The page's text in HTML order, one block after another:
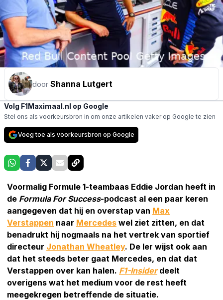
door Shanna Lutgert
Volg F1Maximaal.nl op Google
Stel ons als voorkeursbron in om onze artikelen vaker op Google te zien
Voeg toe als voorkeursbron op Google
Voormalig Formule 1-teambaas Eddie Jordan heeft in
de Formula For Success-podcast al een paar keren
aangegeven dat hij en overstap van Max
Verstappen naar Mercedes wel ziet zitten, en dat
benadrukt hij nogmaals na het vertrek van sportief
directeur Jonathan Wheatley. De Ier wijst ook aan
dat het steeds beter gaat Mercedes, en dat dat
Verstappen over kan halen. F1-Insiderdeelt
overigens wat het medium voor de rest heeft
meegekregen betreffende de situatie.